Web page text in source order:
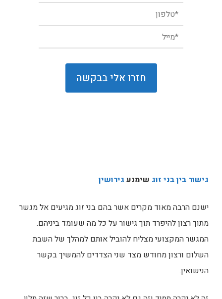
גישור בין בני זוג שימנע גירושין
ישנם הרבה מאוד מקרים אשר בהם בני זוג מגיעים אל מגשר
מתוך רצון להיפרד תוך גישור על כל מה שעומד ביניהם.
המגשר המקצועי מצליח להוביל אותם למהלך של השבת
השלום ורצון מחודש מצד שני הצדדים להמשיך בקשר
הנישואין.